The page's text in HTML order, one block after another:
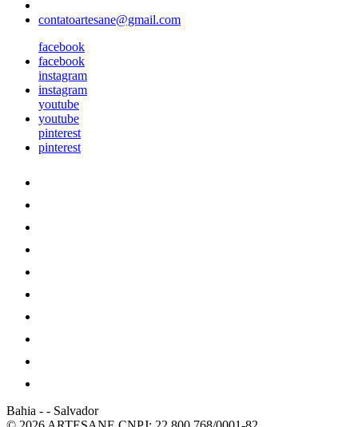
contatoartesane@gmail.com
facebook
facebook
instagram
instagram
youtube
youtube
pinterest
pinterest
Bahia - - Salvador